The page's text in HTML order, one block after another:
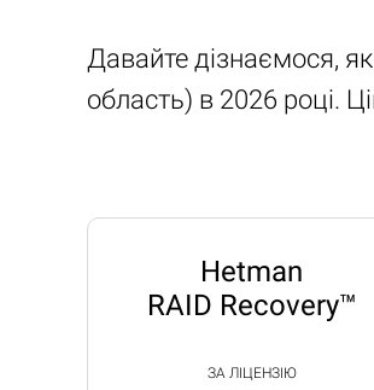
Давайте дізнаємося,
область) в 2026 році.
Hetman
RAID Recovery™
ЗА ЛІЦЕНЗІЮ